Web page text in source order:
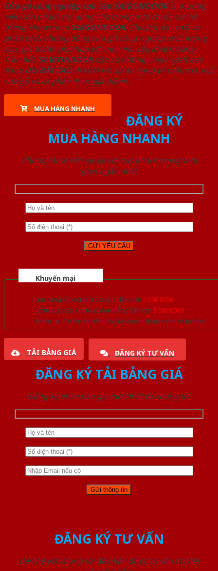
Cửa gỗ công nghiệp cao cấp SAIGONDOORlà thương
hiệu sản phẩm các dòng cửa trong một chuỗi các hệ
thống Showroom SAIGONDOOR. Chuyên sản xuất và
phân phối những dòng cửa gỗ công nghiệp chất lượng
cao, giá thành phù hợp với mọi nhu cầu khách hàng.
Trên hết, SAIGONDOORcòn có những chính sách bán
hàng ƯU ĐÃI CAOđi kèm với sự đa dạng về mẫu mã, loại
cửa gỗ và cả phân khúc giá thành.
MUA HÀNG NHANH
ĐĂNG KÝ
MUA HÀNG NHANH
Chúng tôi sẽ liên lạc lại với quý khách trong thời
gian ngắn nhất
Khuyến mại
Quà tặng đồ nội thất trang trí lên đến 1.000.000đ
Giảm trực tiếp khi mua đơn hàng lớn hơn 3.000.000đ
Nhiều ưu đãi lớn khi đăng ký tài khoản thành viên thân thiết
TẢI BẢNG GIÁ ĐĂNG KÝ TƯ VẤN
ĐĂNG KÝ TẢI BẢNG GIÁ
Đăng ký nhận báo giá mới nhất từ chúng tôi
ĐĂNG KÝ TƯ VẤN
Liên hệ với chúng tôi để nhận được tư vấn chi tiết